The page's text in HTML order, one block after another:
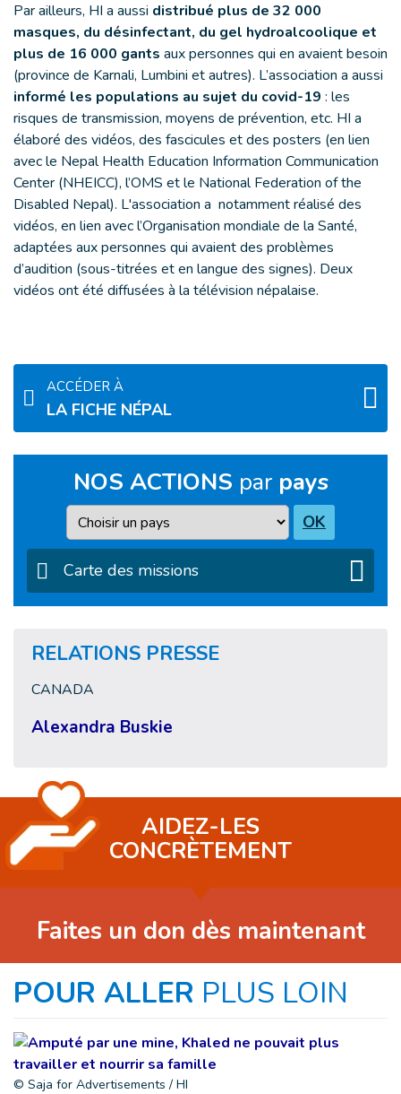
Par ailleurs, HI a aussi distribué plus de 32 000
masques, du désinfectant, du gel hydroalcoolique et
plus de 16 000 gants aux personnes qui en avaient besoin
(province de Karnali, Lumbini et autres). L’association a aussi
informé les populations au sujet du covid-19 : les
risques de transmission, moyens de prévention, etc. HI a
élaboré des vidéos, des fascicules et des posters (en lien
avec le Nepal Health Education Information Communication
Center (NHEICC), l’OMS et le National Federation of the
Disabled Nepal). L'association a notamment réalisé des
vidéos, en lien avec l’Organisation mondiale de la Santé,
adaptées aux personnes qui avaient des problèmes
d’audition (sous-titrées et en langue des signes). Deux
vidéos ont été diffusées à la télévision népalaise.
ACCÉDER À
LA FICHE NÉPAL
NOS ACTIONS par pays
Pays OK
Carte des missions
RELATIONS PRESSE
CANADA
Alexandra Buskie
AIDEZ-LES
CONCRÈTEMENT
Faites un don dès maintenant
POUR ALLER PLUS LOIN
© Saja for Advertisements / HI